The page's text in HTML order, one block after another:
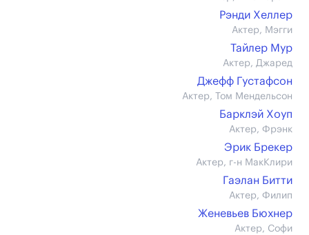
Рэнди Хеллер
Актер, Мэгги
Тайлер Мур
Актер, Джаред
Джефф Густафсон
Актер, Том Мендельсон
Барклэй Хоуп
Актер, Фрэнк
Эрик Брекер
Актер, г-н МакКлири
Гаэлан Битти
Актер, Филип
Женевьев Бюхнер
Актер, Софи